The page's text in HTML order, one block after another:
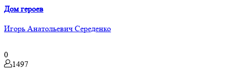
Дом героев
Игорь Анатольевич Середенко
0
1497